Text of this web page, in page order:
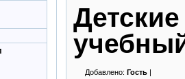
Добавлено: Гость |